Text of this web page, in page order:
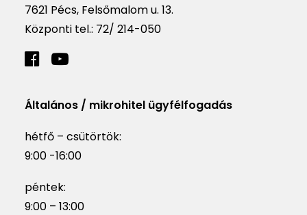
7621 Pécs, Felsőmalom u. 13.
Központi tel.: 72/ 214-050
Általános / mikrohitel ügyfélfogadás
hétfő – csütörtök:
9:00 -16:00
péntek:
9:00 – 13:00